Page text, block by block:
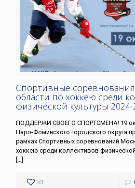
Спортивные
области по хоккею среди
физической культуры 2024-
ПОДДЕРЖИ СВОЕГО СПОРТСМЕНА! 19
Наро-Фоминского городского округа
рамках Спортивных соревнований
хоккею среди коллективов
81